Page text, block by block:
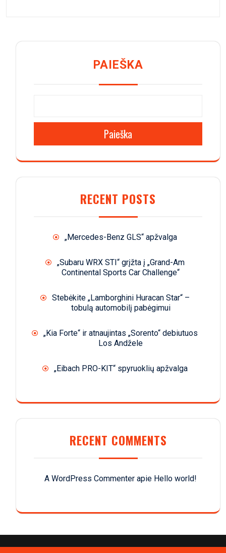
PAIEŠKA
Paieška
RECENT POSTS
„Mercedes-Benz GLS“ apžvalga
„Subaru WRX STI“ grįžta į „Grand-Am
Continental Sports Car Challenge“
Stebėkite „Lamborghini Huracan Star“ –
tobulą automobilį pabėgimui
„Kia Forte“ ir atnaujintas „Sorento“ debiutuos
Los Andžele
„Eibach PRO-KIT“ spyruoklių apžvalga
RECENT COMMENTS
A WordPress Commenter apie Hello world!